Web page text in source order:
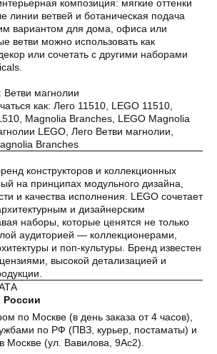
композиция: мягкие оттенки
линии ветвей и ботаническая подача
вариантом для дома, офиса или
ветви можно использовать как
или сочетать с другими наборами
Ветви магнолии
как: Лего 11510, LEGO 11510,
Magnolia Branches, LEGO Magnolia
LEGO, Лего Ветви магнолии,
Branches
конструкторов и коллекционных
на принципах модульного дизайна,
и качества исполнения. LEGO сочетает
и дизайнерским
наборы, которые ценятся не только
аудиторией — коллекционерами,
и поп-культуры. Бренд известен
высокой детализацией и
России
по Москве (в день заказа от 4 часов),
по РФ (ПВЗ, курьер, постаматы) и
(ул. Вавилова, 9Ас2).
частями
25% стоимости покупки
банка, остальное — тремя
раз в две недели.
Через
2 недели
25%
Через
4 недели
25%
Через
6 недель
25%
комиссий и переплат
обычная оплата картой
Понятно